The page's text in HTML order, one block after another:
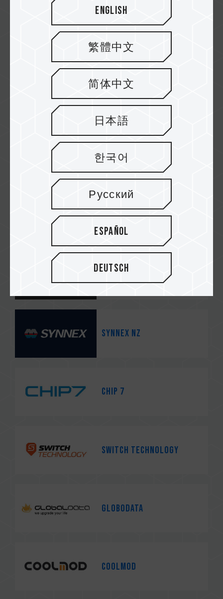
Synnex AU
EXTREMEPC
1STWAVE TECHNOLOGIES
CELLO TECHNOLOGY
MIGHTYape
Synnex NZ
CHIP 7
Switch Technology
Globodata
Coolmod
English
繁體中文
简体中文
日本語
한국어
Русский
Español
Deutsch